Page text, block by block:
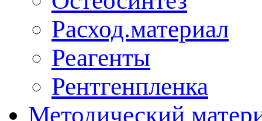
Расход.материал
Реагенты
Рентгенпленка
Методический